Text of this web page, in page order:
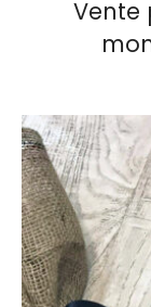
Vente